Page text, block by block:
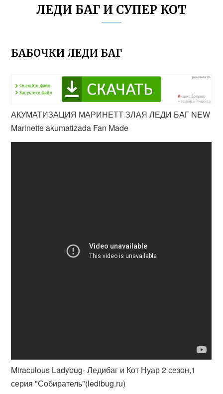
ЛЕДИ БАГ И СУПЕР КОТ
БАБОЧКИ ЛЕДИ БАГ
АКУМАТИЗАЦИЯ МАРИНЕТТ ЗЛАЯ ЛЕДИ БАГ NEW
Marinette akumatizada Fan Made
Miraculous Ladybug- Ледибаг и Кот Нуар 2 сезон,1
серия "Собиратель"(ledibug.ru)